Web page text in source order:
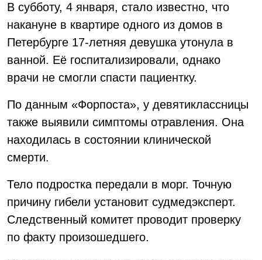
В субботу, 4 января, стало известно, что
накануне в квартире одного из домов в
Петербурге 17-летняя девушка утонула в
ванной. Её госпитализировали, однако
врачи не смогли спасти пациентку.
По данным «Форпоста», у девятиклассницы
также выявили симптомы отравления. Она
находилась в состоянии клинической
смерти.
Тело подростка передали в морг. Точную
причину гибели установит судмедэксперт.
Следственный комитет проводит проверку
по факту произошедшего.